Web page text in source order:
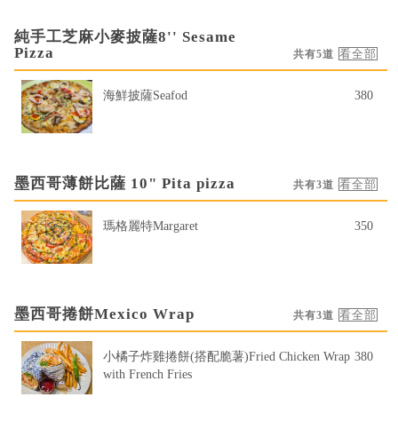
純手工芝麻小麥披薩8'' Sesame
Pizza
共有5道
海鮮披薩Seafod 380
墨西哥薄餅比薩 10" Pita pizza 共有3道
瑪格麗特Margaret 350
墨西哥捲餅Mexico Wrap 共有3道
小橘子炸雞捲餅(搭配脆薯)Fried Chicken Wrap
with French Fries
380